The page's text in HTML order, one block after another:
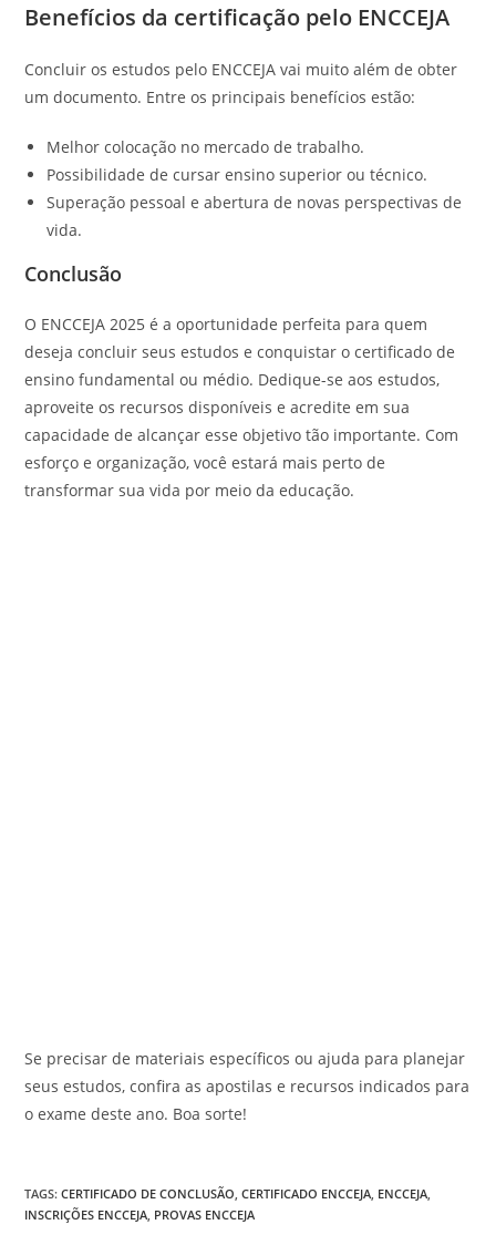
Benefícios da certificação pelo ENCCEJA
Concluir os estudos pelo ENCCEJA vai muito além de obter
um documento. Entre os principais benefícios estão:
Melhor colocação no mercado de trabalho.
Possibilidade de cursar ensino superior ou técnico.
Superação pessoal e abertura de novas perspectivas de
vida.
Conclusão
O ENCCEJA 2025 é a oportunidade perfeita para quem
deseja concluir seus estudos e conquistar o certificado de
ensino fundamental ou médio. Dedique-se aos estudos,
aproveite os recursos disponíveis e acredite em sua
capacidade de alcançar esse objetivo tão importante. Com
esforço e organização, você estará mais perto de
transformar sua vida por meio da educação.
Se precisar de materiais específicos ou ajuda para planejar
seus estudos, confira as apostilas e recursos indicados para
o exame deste ano. Boa sorte!
TAGS:CERTIFICADO DE CONCLUSÃO CERTIFICADO ENCCEJA ENCCEJA
INSCRIÇÕES ENCCEJA PROVAS ENCCEJA